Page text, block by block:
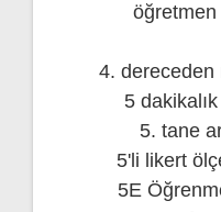
4. dereceden
5
5. tane
5'li likert
5E